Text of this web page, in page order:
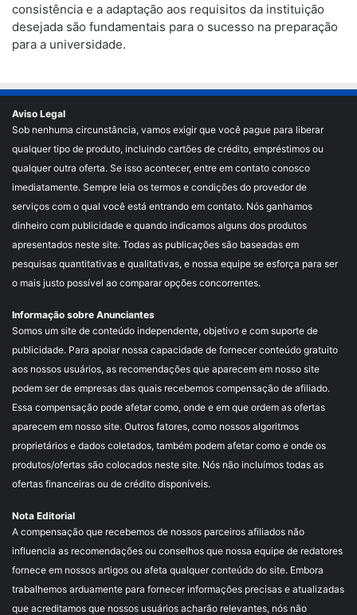
consistência e a adaptação aos requisitos da instituição
desejada são fundamentais para o sucesso na preparação
para a universidade.
Aviso Legal
Sob nenhuma circunstância, vamos exigir que você pague para liberar
qualquer tipo de produto, incluindo cartões de crédito, empréstimos ou
qualquer outra oferta. Se isso acontecer, entre em contato conosco
imediatamente. Sempre leia os termos e condições do provedor de
serviços com o qual você está entrando em contato. Nós ganhamos
dinheiro com publicidade e quando indicamos alguns dos produtos
apresentados neste site. Todas as publicações são baseadas em
pesquisas quantitativas e qualitativas, e nossa equipe se esforça para ser
o mais justo possível ao comparar opções concorrentes.
Informação sobre Anunciantes
Somos um site de conteúdo independente, objetivo e com suporte de
publicidade. Para apoiar nossa capacidade de fornecer conteúdo gratuito
aos nossos usuários, as recomendações que aparecem em nosso site
podem ser de empresas das quais recebemos compensação de afiliado.
Essa compensação pode afetar como, onde e em que ordem as ofertas
aparecem em nosso site. Outros fatores, como nossos algoritmos
proprietários e dados coletados, também podem afetar como e onde os
produtos/ofertas são colocados neste site. Nós não incluímos todas as
ofertas financeiras ou de crédito disponíveis.
Nota Editorial
A compensação que recebemos de nossos parceiros afiliados não
influencia as recomendações ou conselhos que nossa equipe de redatores
fornece em nossos artigos ou afeta qualquer conteúdo do site. Embora
trabalhemos arduamente para fornecer informações precisas e atualizadas
que acreditamos que nossos usuários acharão relevantes, nós não